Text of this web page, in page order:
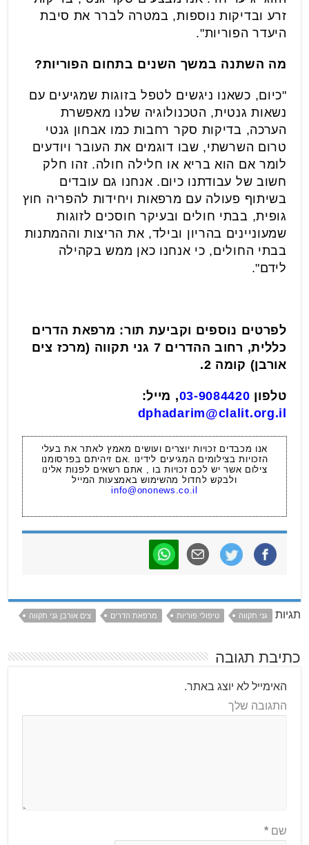
זרע ובדיקות נוספות, במטרה לברר את סיבת
היעדר הפוריות".
מה השתנה במשך השנים בתחום הפוריות?
"כיום, כשאנו ניגשים לטפל בזוגות שמגיעים עם
נשאות גנטית, הטכנולוגיה שלנו מאפשרת
הערכה, בדיקות סקר רחבות כמו אבחון גנטי
טרום השרשתי, שבו דוגמים את העובר ויודעים
לומר אם הוא בריא או חלילה חולה. זהו חלק
חשוב של עבודתנו כיום. אנחנו גם עובדים
בשיתוף פעולה עם מרפאות ויחידות להפריה חוץ
גופית, בבתי חולים ובעיקר חוסכים לזוגות
שמעוניינים בהריון ובילד, את הריצות וההמתנות
בבתי החולים, כי אנחנו כאן ממש בקהילה
לידם".
לפרטים נוספים וקביעת תור: מרפאת הדרים
כללית, רחוב ההדרים 7 גני תקווה (מרכז צים
אורבן) קומה 2.
טלפון 03-9084420, מייל:
dphadarim@clalit.org.il
אנו מכבדים זכויות יוצרים ועושים מאמץ לאתר את בעלי
הזכויות בצילומים המגיעים לידינו .אם זיהיתם בפרסומנו
צילום אשר יש לכם זכויות בו , אתם רשאים לפנות אלינו
ולבקש לחדול מהשימוש באמצעות המייל
info@ononews.co.il
תגיות גני תקווה טיפולי פוריות מרפאת הדרים צים אורבן גני תקווה
כתיבת תגובה
האימייל לא יוצג באתר.
התגובה שלך
שם*